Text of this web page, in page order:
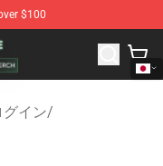
$100
- Official Blood
イン/